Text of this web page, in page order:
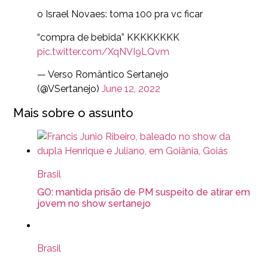
o Israel Novaes: toma 100 pra vc ficar
“compra de bebida” KKKKKKKK
pic.twitter.com/XqNVI9LQvm
— Verso Romântico Sertanejo
(@VSertanejo) June 12, 2022
Mais sobre o assunto
Brasil
GO: mantida prisão de PM suspeito de atirar em
jovem no show sertanejo
Brasil